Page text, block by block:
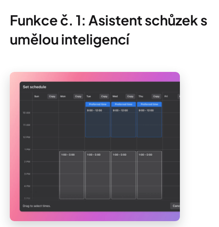
Funkce č. 1: Asistent schůzek s
umělou inteligencí